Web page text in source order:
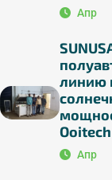
Апр
линию
Апр